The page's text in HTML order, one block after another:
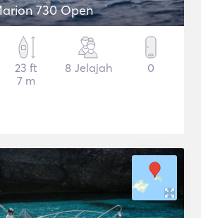
730 Open
23 ft
7 m
8 Jelajah 0